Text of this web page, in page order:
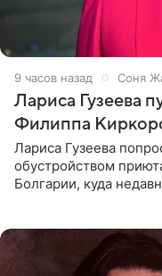
9 часов назад Соня
Лариса Гузеева
Филиппа
Лариса Гузеева
обустройством
Болгарии, куда